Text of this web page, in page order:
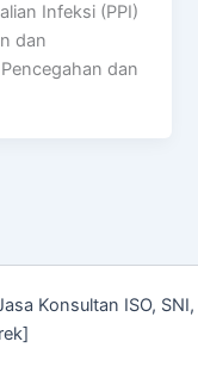
Infeksi (PPI)
dan
dan
Konsultan ISO, SNI,